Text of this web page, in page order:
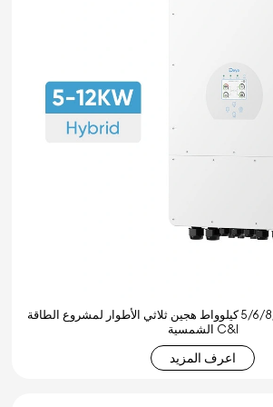
عاكس ديي 5/6/8/10/10/12 كيلوواط هجين ثلاثي الأطوار لمشروع الطاقة
الشمسية C&I
اعرف المزيد